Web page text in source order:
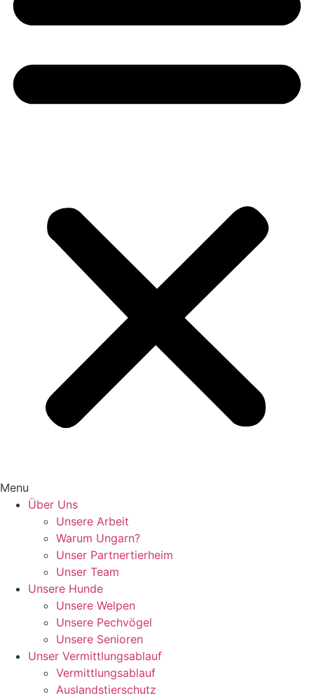
Menu
Über Uns
Unsere Arbeit
Warum Ungarn?
Unser Partnertierheim
Unser Team
Unsere Hunde
Unsere Welpen
Unsere Pechvögel
Unsere Senioren
Unser Vermittlungsablauf
Vermittlungsablauf
Auslandstierschutz